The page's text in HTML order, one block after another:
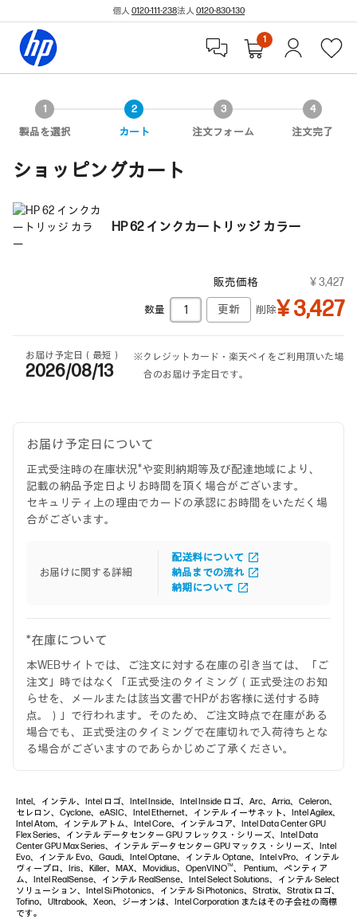
個人 0120-111-238法人 0120-830-130
1
製品を選択 カート 注文フォーム 注文完了
ショッピングカート
HP 62 インクカートリッジ カラー
販売価格 ¥ 3,427
¥ 3,427
数量 削除
お届け予定日（最短）
2026/08/13
※クレジットカード・楽天ペイをご利用頂いた場
合のお届け予定日です。
お届け予定日について
正式受注時の在庫状況*や変則納期等及び配達地域により、
記載の納品予定日よりお時間を頂く場合がございます。
セキュリティ上の理由でカードの承認にお時間をいただく場
合がございます。
お届けに関する詳細
配送料について
納品までの流れ
納期について
*在庫について
本WEBサイトでは、ご注文に対する在庫の引き当ては、「ご
注文」時ではなく「正式受注のタイミング（正式受注のお知
らせを、メールまたは該当文書でHPがお客様に送付する時
点。）」で行われます。そのため、ご注文時点で在庫がある
場合でも、正式受注のタイミングで在庫切れで入荷待ちとな
る場合がございますのであらかじめご了承ください。
Intel、インテル、Intel ロゴ、Intel Inside、Intel Inside ロゴ、Arc、Arria、Celeron、
セレロン、Cyclone、eASIC、Intel Ethernet、インテル イーサネット、Intel Agilex、
Intel Atom、インテルアトム、Intel Core、インテルコア、Intel Data Center GPU
Flex Series、インテル データセンター GPU フレックス・シリーズ、Intel Data
Center GPU Max Series、インテル データセンター GPU マックス・シリーズ、Intel
Evo、インテル Evo、Gaudi、Intel Optane、インテル Optane、Intel vPro、インテル
ヴィープロ、Iris、Killer、MAX、Movidius、OpenVINOTM、 Pentium、ペンティア
ム、Intel RealSense、インテル RealSense、Intel Select Solutions、インテル Select
ソリューション、Intel Si Photonics、インテル Si Photonics、Stratix、Stratix ロゴ、
Tofino、Ultrabook、Xeon、ジーオンは、Intel Corporation またはその子会社の商標
です。